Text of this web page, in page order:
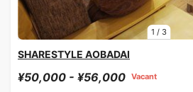
1 / 3
SHARESTYLE AOBADAI
¥50,000 - ¥56,000 Vacant